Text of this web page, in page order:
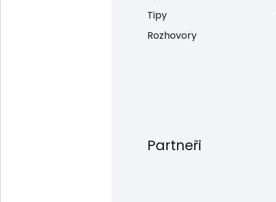
Tipy
Rozhovory
Partneři